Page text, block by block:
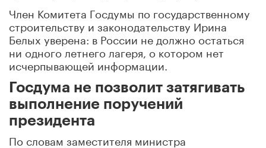
Член Комитета Госдумы по государственному
строительству и законодательству Ирина
Белых уверена: в России не должно остаться
ни одного летнего лагеря, о котором нет
исчерпывающей информации.
Госдума не позволит затягивать
выполнение поручений
президента
По словам заместителя министра